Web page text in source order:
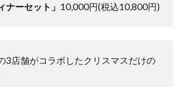
ナーセット」 10,000円(税込10,800円)
3店舗がコラボしたクリスマスだけの